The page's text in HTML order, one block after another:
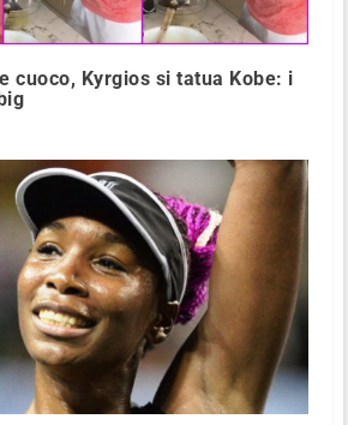
cuoco, Kyrgios si tatua Kobe: i